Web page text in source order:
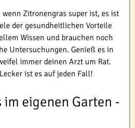
Zitronengras super ist, es ist
der gesundheitlichen Vorteile
Wissen und brauchen noch
Untersuchungen. Genieß es in
immer deinen Arzt um Rat.
ist es auf jeden Fall!
eigenen Garten -